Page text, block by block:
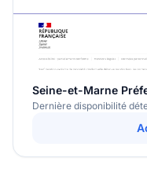
Seine-et-Marne
Dernière disponibilité